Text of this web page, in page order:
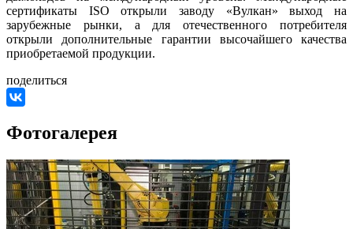
сертификаты ISO открыли заводу «Вулкан» выход на
зарубежные рынки, а для отечественного потребителя
открыли дополнительные гарантии высочайшего качества
приобретаемой продукции.
поделиться
Фотогалерея